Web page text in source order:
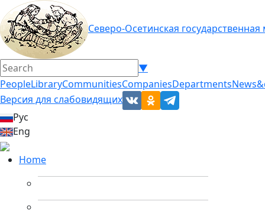
Северо-Осетинская
▼
PeopleLibraryCommunitiesCompaniesDepartments
Версия для слабовидящих
Рус
Eng
Home